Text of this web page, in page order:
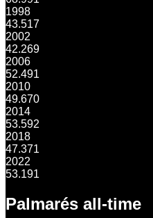
1998
43.517
2002
42.269
2006
52.491
2010
49.670
2014
53.592
2018
47.371
2022
53.191
Palmarés all-time